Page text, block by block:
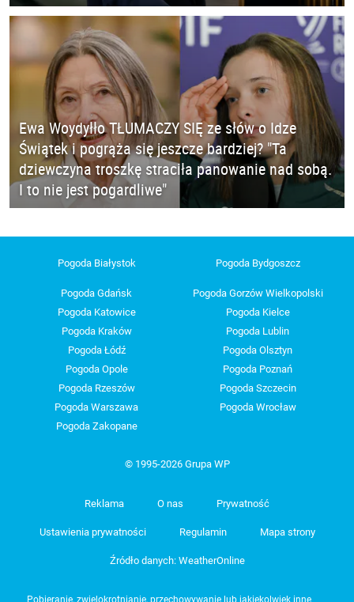
Ewa Woydyłło TŁUMACZY SIĘ ze słów o Idze
Świątek i pogrąża się jeszcze bardziej? "Ta
dziewczyna troszkę straciła panowanie nad sobą.
I to nie jest pogardliwe"
Pogoda Białystok Pogoda Bydgoszcz
Pogoda Gdańsk
Pogoda Gorzów Wielkopolski
Pogoda Katowice
Pogoda Kielce
Pogoda Kraków
Pogoda Lublin
Pogoda Łódź
Pogoda Olsztyn
Pogoda Opole
Pogoda Poznań
Pogoda Rzeszów
Pogoda Szczecin
Pogoda Warszawa
Pogoda Wrocław
Pogoda Zakopane
© 1995-2026 Grupa WP
Reklama O nas Prywatność
Ustawienia prywatności Regulamin Mapa strony
Źródło danych: WeatherOnline
Pobieranie, zwielokrotnianie, przechowywanie lub jakiekolwiek inne